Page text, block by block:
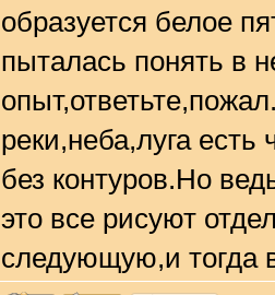
образуется белое
пыталась понять в
реки,неба,луга есть
без контуров.Но
это все рисуют
следующую,и тогда